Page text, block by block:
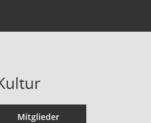
Mitglieder